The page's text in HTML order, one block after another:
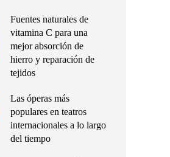
Fuentes naturales de
vitamina C para una
mejor absorción de
hierro y reparación de
tejidos
Las óperas más
populares en teatros
internacionales a lo largo
del tiempo